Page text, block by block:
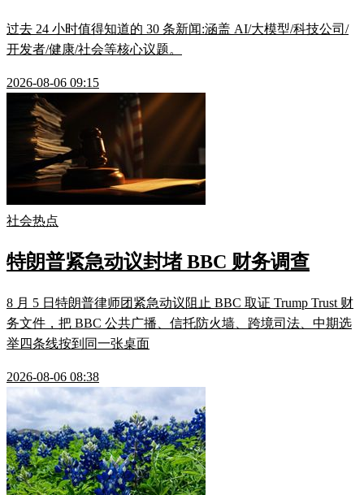
过去 24 小时值得知道的 30 条新闻:涵盖 AI/大模型/科技公司/
开发者/健康/社会等核心议题。
2026-08-06 09:15
社会热点
特朗普紧急动议封堵 BBC 财务调查
8 月 5 日特朗普律师团紧急动议阻止 BBC 取证 Trump Trust 财
务文件，把 BBC 公共广播、信托防火墙、跨境司法、中期选
举四条线按到同一张桌面
2026-08-06 08:38